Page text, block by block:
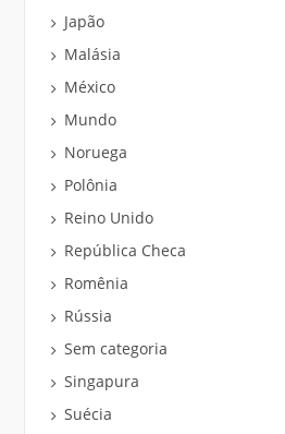
Japão
Malásia
México
Mundo
Noruega
Polônia
Reino Unido
República Checa
Romênia
Rússia
Sem categoria
Singapura
Suécia